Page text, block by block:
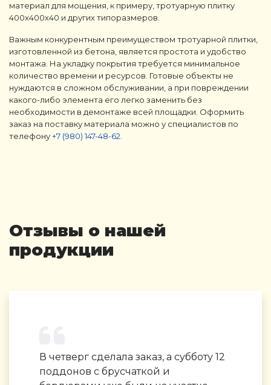
материал для мощения, к примеру, тротуарную плитку
400х400х40 и других типоразмеров.
Важным конкурентным преимуществом тротуарной плитки,
изготовленной из бетона, является простота и удобство
монтажа. На укладку покрытия требуется минимальное
количество времени и ресурсов. Готовые объекты не
нуждаются в сложном обслуживании, а при повреждении
какого-либо элемента его легко заменить без
необходимости в демонтаже всей площадки. Оформить
заказ на поставку материала можно у специалистов по
телефону+7 (980) 147-48-62
Отзывы о нашей
продукции
В четверг сделала заказ, а субботу 12
поддонов с брусчаткой и